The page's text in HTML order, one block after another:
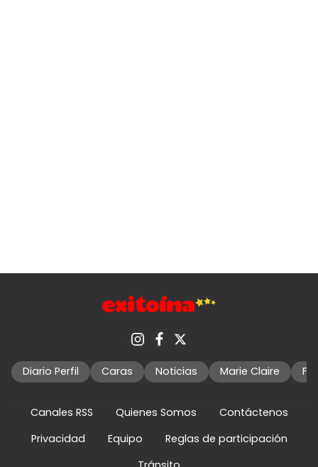
Diario Perfil Caras Noticias Marie Claire
Canales RSS Quienes Somos
Contáctenos
Privacidad
Equipo
Reglas de participación